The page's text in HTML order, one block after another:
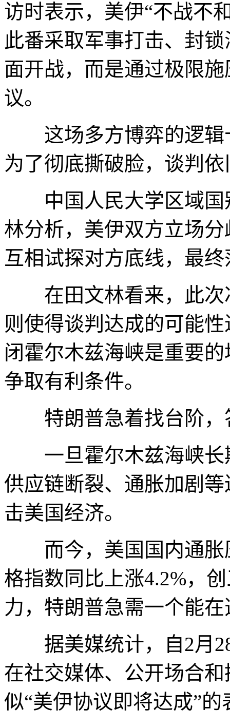
访时表示，美伊“不战不
此番采取军事打击、封
面开战，而是通过极限
议。
这场多方博弈的逻辑
为了彻底撕破脸，谈判
中国人民大学区域国
林分析，美伊双方立场
互相试探对方底线，最
在田文林看来，此次
则使得谈判达成的可能
闭霍尔木兹海峡是重要
争取有利条件。
特朗普急着找台阶，
一旦霍尔木兹海峡长
供应链断裂、通胀加剧
击美国经济。
而今，美国国内通胀
格指数同比上涨4.2%，
力，特朗普急需一个能
据美媒统计，自2月28
在社交媒体、公开场合
似“美伊协议即将达成”